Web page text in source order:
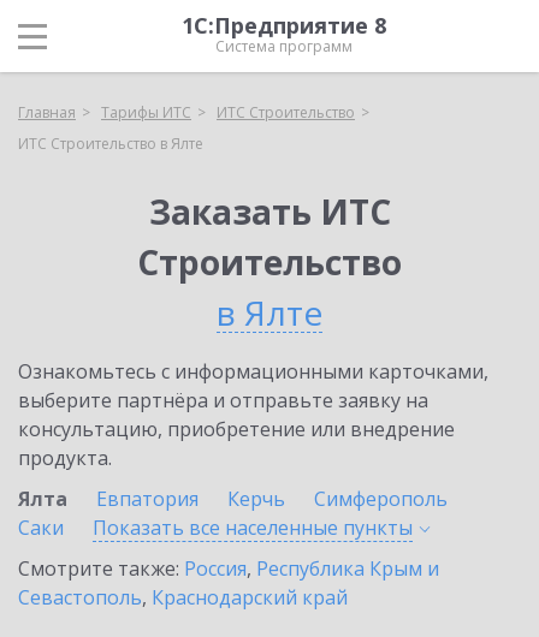
1С:Предприятие 8
Система программ
Главная Тарифы ИТС
ИТС Строительство
ИТС Строительство в Ялте
Заказать ИТС
Строительство
в Ялте
Ознакомьтесь с информационными карточками,
выберите партнёра и отправьте заявку на
консультацию, приобретение или внедрение
продукта.
Ялта
Евпатория Керчь
Симферополь
Саки
Показать все населенные пункты
Смотрите также: Россия, Республика Крым и
Севастополь, Краснодарский край